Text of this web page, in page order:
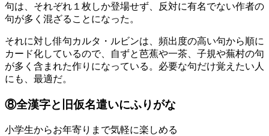
句は、それぞれ１枚しか登場せず、反対に有名でない作者の
句が多く混ざることになった。
それに対し俳句カルタ・ルビンは、頻出度の高い句から順に
カード化しているので、自ずと芭蕉や一茶、子規や蕪村の句
が多く含まれた作りになっている。必要な句だけ覚えたい人
にも、最適だ。
⑧全漢字と旧仮名遣いにふりがな
小学生からお年寄りまで気軽に楽しめる